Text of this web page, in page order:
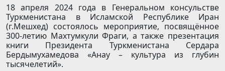
18 апреля 2024 года в Генеральном консульстве
Туркменистана в Исламской Республике Иран
(г.Мешхед) состоялось мероприятие, посвящённое
300-летию Махтумкули Фраги, а также презентация
книги Президента Туркменистана Сердара
Бердымухамедова «Анау – культура из глубин
тысячелетий».